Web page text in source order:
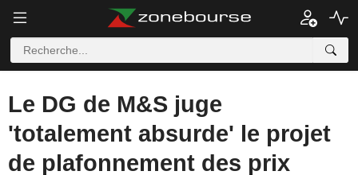
Le DG de M&S juge
'totalement absurde' le projet
de plafonnement des prix